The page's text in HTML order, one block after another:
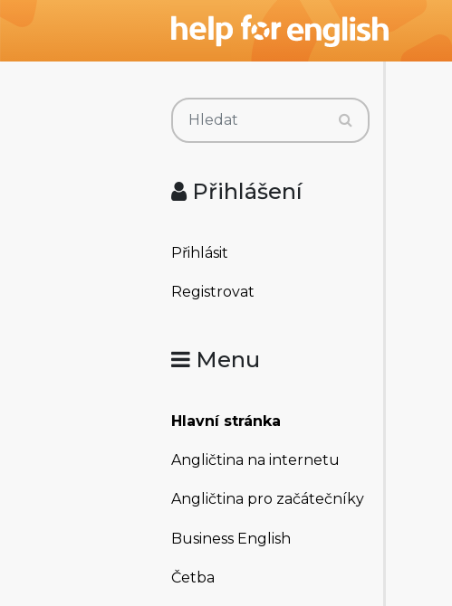
Přihlášení
Přihlásit
Registrovat
Menu
Hlavní stránka
Angličtina na internetu
Angličtina pro začátečníky
Business English
Četba